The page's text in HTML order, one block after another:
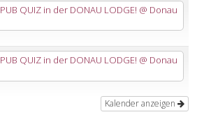
PUB QUIZ in der DONAU LODGE! @ Donau
PUB QUIZ in der DONAU LODGE! @ Donau
Kalender anzeigen